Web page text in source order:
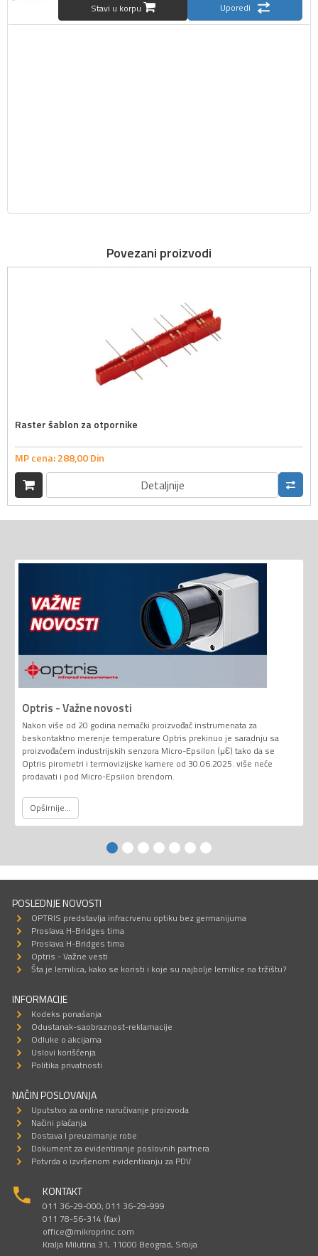
Stavi u korpu Uporedi
Povezani proizvodi
Raster šablon za otpornike
MP cena:288,00Din
Detaljnije
Optris - Važne novosti
Nakon više od 20 godina nemački proizvođač instrumenata za
beskontaktno merenje temperature Optris prekinuo je saradnju sa
proizvođačem industrijskih senzora Micro-Epsilon (µƐ) tako da se
Optris pirometri i termovizijske kamere od 30.06.2025. više neće
prodavati i pod Micro-Epsilon brendom.
Opširnije...
POSLEDNJE NOVOSTI
OPTRIS predstavlja infracrvenu optiku bez germanijuma
Proslava H-Bridges tima
Proslava H-Bridges tima
Optris - Važne vesti
Šta je lemilica, kako se koristi i koje su najbolje lemilice na tržištu?
INFORMACIJE
Kodeks ponašanja
Odustanak-saobraznost-reklamacije
Odluke o akcijama
Uslovi korišćenja
Politika privatnosti
NAČIN POSLOVANJA
Uputstvo za online naručivanje proizvoda
Načini plaćanja
Dostava I preuzimanje robe
Dokument za evidentiranje poslovnih partnera
Potvrda o izvršenom evidentiranju za PDV
KONTAKT
011 36-29-000; 011 36-29-999
011 78-56-314 (fax)
office@mikroprinc.com
Kralja Milutina 31, 11000 Beograd, Srbija